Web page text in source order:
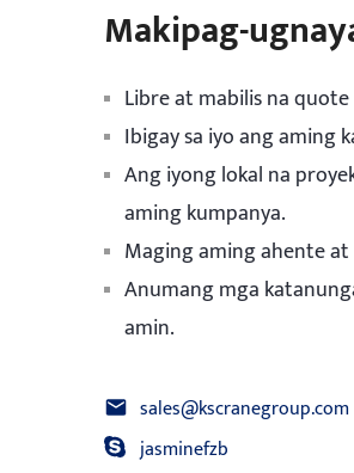
Makipag-
Libre at mabilis na
Ibigay sa iyo ang aming
Ang iyong lokal na
aming kumpanya.
Maging aming ahente
Anumang mga
amin.
sales@kscranegroup.com
jasminefzb